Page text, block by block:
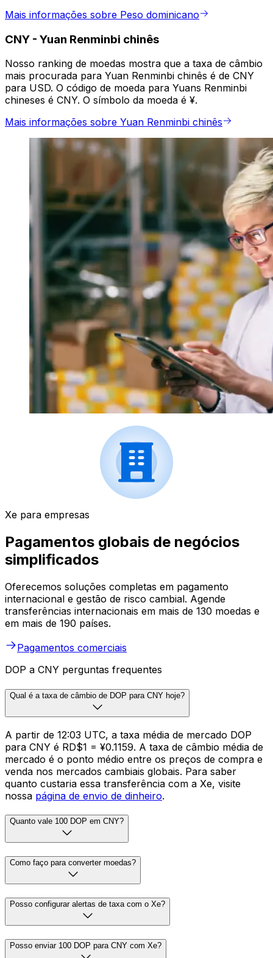
Mais informações sobre Peso dominicano
CNY - Yuan Renminbi chinês
Nosso ranking de moedas mostra que a taxa de câmbio
mais procurada para Yuan Renminbi chinês é de CNY
para USD. O código de moeda para Yuans Renminbi
chineses é CNY. O símbolo da moeda é ¥.
Mais informações sobre Yuan Renminbi chinês
Xe para empresas
Pagamentos globais de negócios
simplificados
Oferecemos soluções completas em pagamento
internacional e gestão de risco cambial. Agende
transferências internacionais em mais de 130 moedas e
em mais de 190 países.
Pagamentos comerciais
DOP a CNY perguntas frequentes
Qual é a taxa de câmbio de DOP para CNY hoje?
A partir de 12:03 UTC, a taxa média de mercado DOP
para CNY é RD$1 = ¥0.1159. A taxa de câmbio média de
mercado é o ponto médio entre os preços de compra e
venda nos mercados cambiais globais. Para saber
quanto custaria essa transferência com a Xe, visite
nossa página de envio de dinheiro.
Quanto vale 100 DOP em CNY?
Como faço para converter moedas?
Posso configurar alertas de taxa com o Xe?
Posso enviar 100 DOP para CNY com Xe?